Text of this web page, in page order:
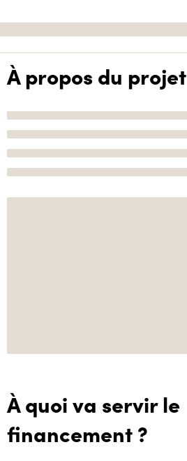
À propos du projet
À quoi va servir le
financement ?